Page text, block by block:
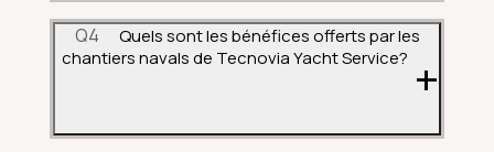
Q4
Quels sont les bénéfices offerts par les
chantiers navals de Tecnovia Yacht Service?